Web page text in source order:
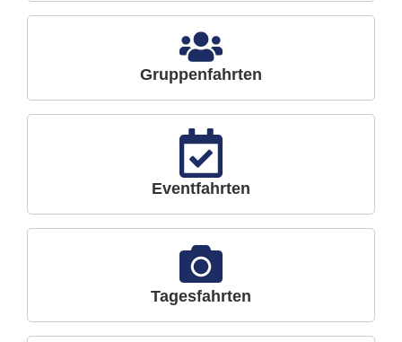
Gruppenfahrten
Eventfahrten
Tagesfahrten